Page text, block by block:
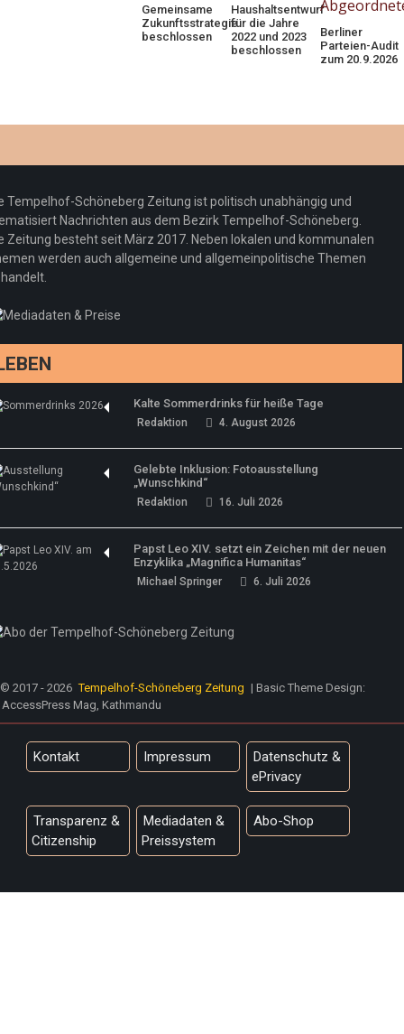
Gemeinsame
Zukunftsstrategie
beschlossen
Haushaltsentwurf
für die Jahre
2022 und 2023
beschlossen
Berliner
Parteien-Audit
zum 20.9.2026
Tempelhof-Schöneberg Zeitung ist politisch unabhängig und
Nachrichten aus dem Bezirk Tempelhof-Schöneberg.
Zeitung besteht seit März 2017. Neben lokalen und kommunalen
werden auch allgemeine und allgemeinpolitische Themen
Kalte Sommerdrinks für heiße Tage
Redaktion 4. August 2026
Gelebte Inklusion: Fotoausstellung
„Wunschkind“
Redaktion 16. Juli 2026
Papst Leo XIV. setzt ein Zeichen mit der neuen
Enzyklika „Magnifica Humanitas“
Michael Springer 6. Juli 2026
© 2017 - 2026 Tempelhof-Schöneberg Zeitung | Basic Theme Design:
AccessPress Mag, Kathmandu
Kontakt Impressum
Datenschutz &
ePrivacy
Transparenz &
Citizenship
Mediadaten &
Preissystem
Abo-Shop